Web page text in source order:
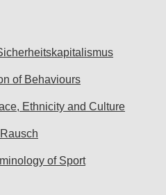
of Behaviours
Ethnicity and Culture
of Sport